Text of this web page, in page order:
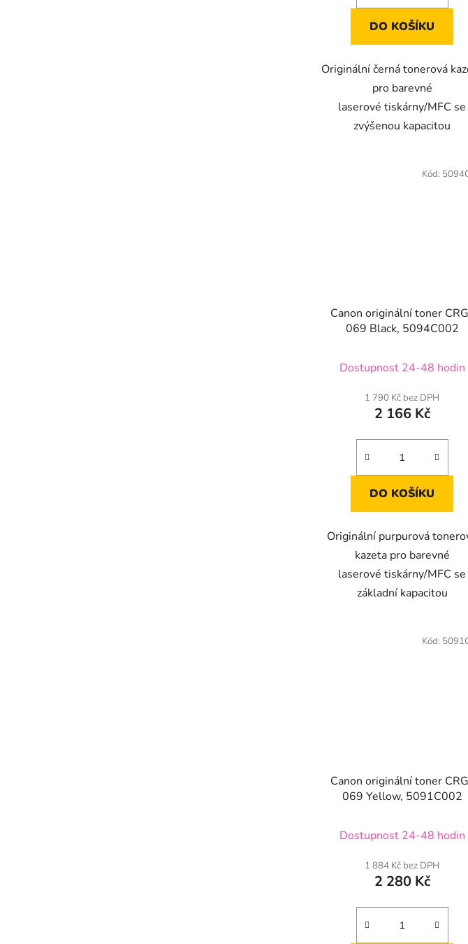
DO KOŠÍKU
Originální černá tonerová
pro barevné
laserové tiskárny/MFC se
zvýšenou kapacitou
Canon originální toner
069 Black, 5094C002
Dostupnost 24-48 hodin
1 790 Kč bez DPH
2 166 Kč
DO KOŠÍKU
Originální purpurová
kazeta pro barevné
laserové tiskárny/MFC se
základní kapacitou
Kód:
Canon originální toner
069 Yellow, 5091C002
Dostupnost 24-48 hodin
1 884 Kč bez DPH
2 280 Kč
Kód: